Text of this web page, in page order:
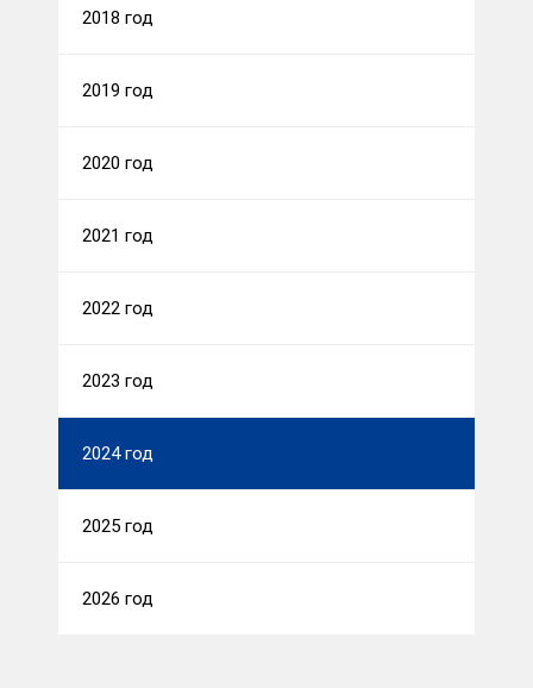
2018 год
2019 год
2020 год
2021 год
2022 год
2023 год
2024 год
2025 год
2026 год